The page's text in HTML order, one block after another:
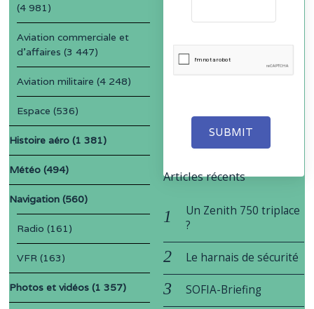
SUBMIT
(4 981)
Aviation commerciale et
d'affaires (3 447)
Aviation militaire (4 248)
Espace (536)
Histoire aéro (1 381)
Météo (494)
Navigation (560)
Radio (161)
VFR (163)
Photos et vidéos (1 357)
Articles récents
Un Zenith 750 triplace
?
Le harnais de sécurité
SOFIA-Briefing